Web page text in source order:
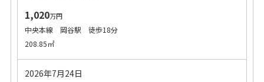
1,020万円
中央本線 岡谷駅 徒歩18分
208.85㎡
2026年7月24日